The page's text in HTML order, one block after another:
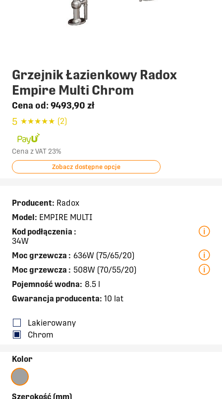
Grzejnik Łazienkowy Radox
Empire Multi Chrom
Cena od: 9493,90 zł
5 ★★★★★ (2)
Cena z VAT 23%
Zobacz dostępne opcje
Producent: Radox
Model: EMPIRE MULTI
Kod podłączenia :
34W
Moc grzewcza : 636W (75/65/20)
Moc grzewcza : 508W (70/55/20)
Pojemność wodna: 8.5 l
Gwarancja producenta: 10 lat
Lakierowany
Chrom
Kolor
Szerokość (mm)